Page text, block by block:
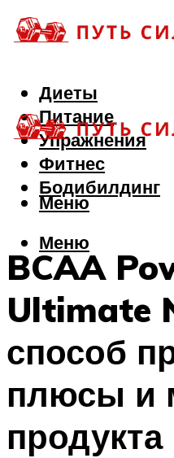
Диеты
Питание
Упражнения
Фитнес
Бодибилдинг
Меню
Меню
BCAA
Ultimate
способ
плюсы и
продукта